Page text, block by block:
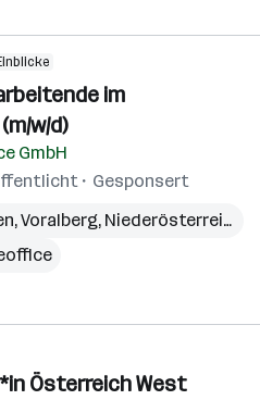
im
w/d)
GmbH
Gesponsert
,Voralberg, Niederösterreich
Österreich West